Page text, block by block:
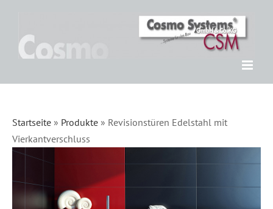
springen
Startseite » Produkte » Revisionstüren Edelstahl mit
Vierkantverschluss